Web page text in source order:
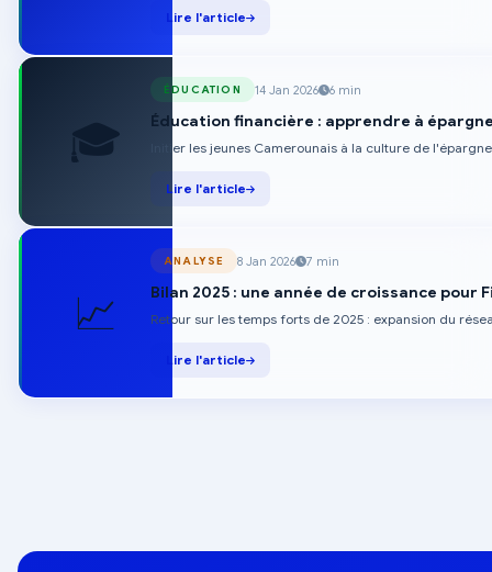
Lire l'article
🎓
ÉDUCATION 14 Jan 2026 6 min
Éducation financière : apprendre à
Initier les jeunes Camerounais à la culture de
Lire l'article
📈
ANALYSE 8 Jan 2026 7 min
Bilan 2025 : une année de croissance pour
Retour sur les temps forts de 2025 : expansion du
Lire l'article